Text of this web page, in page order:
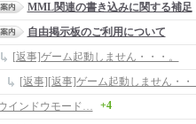
MML関連の書き込みに関する補足
自由掲示板のご利用について
[返事]ゲーム起動しません・・・。
[返事][返事]ゲーム起動しません・・
インドウモード…
+4